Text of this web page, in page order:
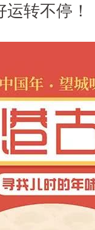
转不停！